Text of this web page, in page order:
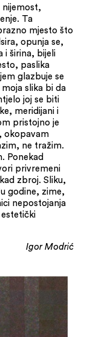
nijemost,
Ta
mjesto što
opunja se,
i širina, bijeli
paslika
glazbuje se
slika bi da
joj se biti
meridijani i
pristojno je
okopavam
ne tražim.
Ponekad
privremeni
zbroj. Sliku,
godine, zime,
nepostojanja
Igor Modrić